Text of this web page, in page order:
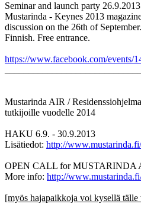
Seminar and launch party 26.9.2013
Mustarinda - Keynes 2013
discussion on the 26th of
Finnish. Free entrance.
https://www.facebook.com/events/
Mustarinda AIR /
tutkijoille vuodelle 2014
HAKU 6.9. - 30.9.2013
Lisätiedot: http://
OPEN CALL for MUSTARINDA
More info: http://
[myös hajapaikkoja voi kysellä tälle